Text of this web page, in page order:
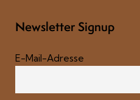
Newsletter Signup
E-Mail-Adresse